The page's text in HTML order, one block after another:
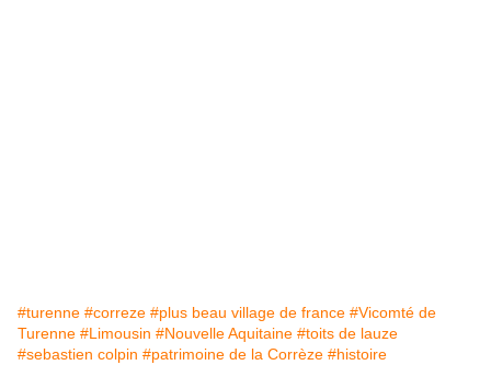
#turenne #correze #plus beau village de france #Vicomté de
Turenne #Limousin #Nouvelle Aquitaine #toits de lauze
#sebastien colpin #patrimoine de la Corrèze #histoire